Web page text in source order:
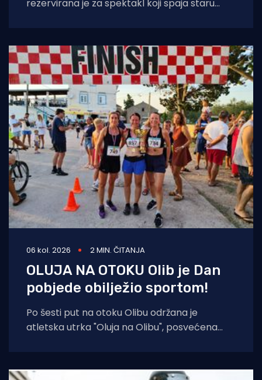
rezervirana je za spektakl koji spaja staru
06 kol. 2026 2 MIN. ČITANJA
OLUJA NA OTOKU Olib je Dan
pobjede obilježio sportom!
Po šesti put na otoku Olibu održana je
atletska utrka "Oluja na Olibu", posvećena